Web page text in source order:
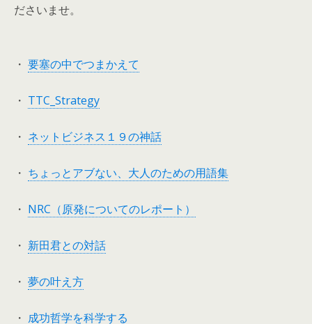
ださいませ。
・ 要塞の中でつまかえて
・ TTC_Strategy
・ ネットビジネス１９の神話
・ ちょっとアブない、大人のための用語集
・ NRC（原発についてのレポート）
・ 新田君との対話
・ 夢の叶え方
・ 成功哲学を科学する